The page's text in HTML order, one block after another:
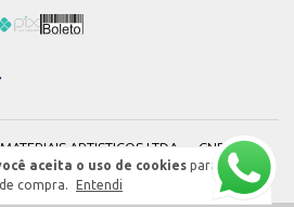
aceita o uso de cookies para
compra.
Entendi
ARTISTICOS LTDA — CNPJ:
Todos os direitos reservados.